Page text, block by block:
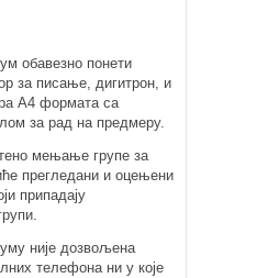
обавезно понети
за писање, дигитрон, и
А4 формата са
за рад на предмеру.
мењање групе за
прегледани и оцењени
припадају
није дозвољена
телефона ни у које